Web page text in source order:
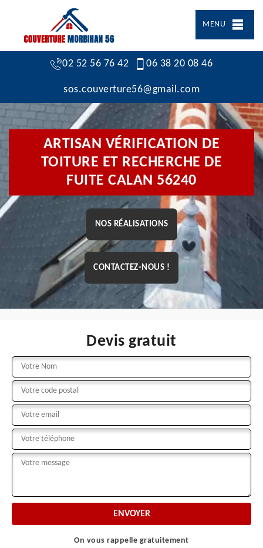
MENU
02 52 56 76 42 06 38 20 08 46
sos.couverture56@gmail.com
ARTISAN VÉRIFICATION DE
TOITURE ET RECHERCHE DE
FUITE CALAN 56240
NOS RÉALISATIONS
CONTACTEZ-NOUS !
Devis gratuit
On vous rappelle gratuitement